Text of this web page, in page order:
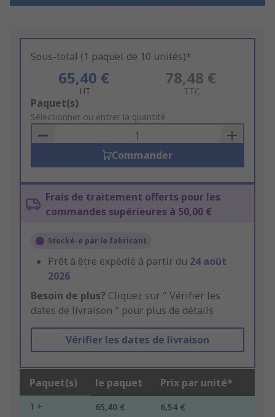
Sous-total (1 paquet de 10 unités)*
65,40 €
HT
78,48 €
TTC
Add
to
Basket
Paquet(s)
Sélectionner ou entrer la quantité
Commander
Frais de traitement offerts pour les
commandes supérieures à 50,00 €
Stocké-e par le fabricant
Prêt à être expédié à partir du 24 août
2026
Besoin de plus? Cliquez sur " Vérifier les
dates de livraison " pour plus de détails
Vérifier les dates de livraison
Paquet(s) le paquet Prix par unité*
1 + 65,40 € 6,54 €